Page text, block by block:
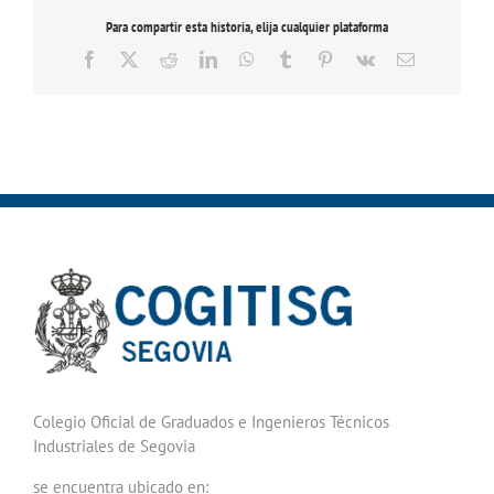
Para compartir esta historia, elija cualquier plataforma
Facebook RedditLinkedInWhatsApp
Tumblr Pinterest
Vk
Correo
Colegio Oficial de Graduados e Ingenieros Técnicos
Industriales de Segovia
se encuentra ubicado en: